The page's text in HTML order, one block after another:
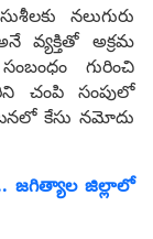
నలుగురు
వ్యక్తితో అక్రమ
గురించి
చంపి సంపులో
కేసు నమోదు
జగిత్యాల జిల్లాలో